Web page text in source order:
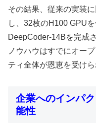
その結果、従来の実装
し、32枚のH100 GPU
DeepCoder-14Bを完成
ノウハウはすでにオー
ティ全体が恩恵を受け
企業へのインパ
能性